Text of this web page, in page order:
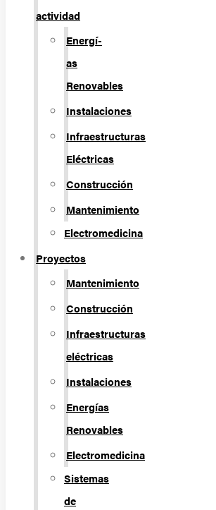
actividad
Energí­
as
Renovables
Instalaciones
Infraestructuras
Eléctricas
Construcción
Mantenimiento
Electromedicina
Proyectos
Mantenimiento
Construcción
Infraestructuras
eléctricas
Instalaciones
Energías
Renovables
Electromedicina
Sistemas
de